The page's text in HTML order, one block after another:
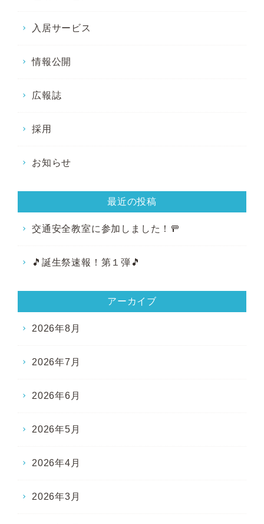
入居サービス
情報公開
広報誌
採用
お知らせ
最近の投稿
交通安全教室に参加しました！🚥
🎵誕生祭速報！第１弾🎵
アーカイブ
2026年8月
2026年7月
2026年6月
2026年5月
2026年4月
2026年3月